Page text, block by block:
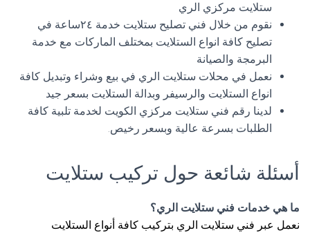
ستلايت مركزي الري
نقوم من خلال فني تصليح ستلايت خدمة ٢٤ساعة في
تصليح كافة انواع الستلايت بمختلف الماركات مع خدمة
البرمجة والصيانة
نعمل في محلات ستلايت الري في بيع وشراء وتبديل كافة
انواع الستلايت والرسيفر وبدالة الستلايت بسعر جيد
لدينا رقم فني ستلايت مركزي الكويت لخدمة تلبية كافة
الطلبات بسرعة عالية وبسعر رخيص.
أسئلة شائعة حول تركيب ستلايت
ما هي خدمات فني ستلايت الري؟
نعمل عبر فني ستلايت الري بتركيب كافة أنواع الستلايت